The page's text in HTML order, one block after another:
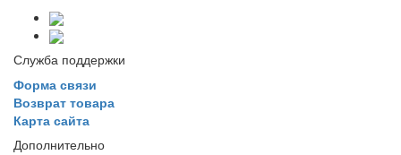
Служба поддержки
Форма связи
Возврат товара
Карта сайта
Дополнительно